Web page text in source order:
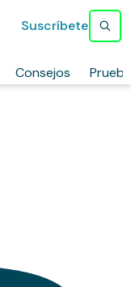
Consejos
Suscríbete